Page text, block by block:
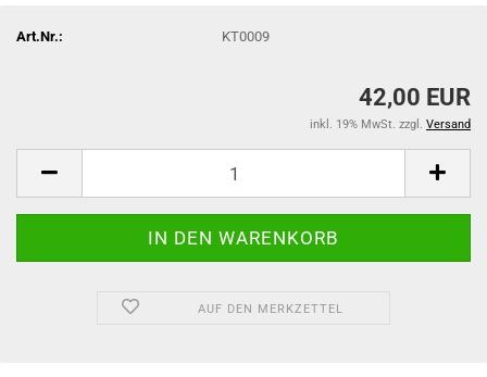
Art.Nr.: KT0009
42,00 EUR
inkl. 19% MwSt. zzgl. Versand
AUF DEN MERKZETTEL